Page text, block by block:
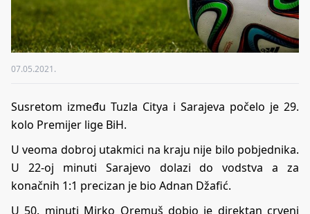
07.05.2021.
Susretom između Tuzla Citya i Sarajeva počelo je 29.
kolo Premijer lige BiH.
U veoma dobroj utakmici na kraju nije bilo pobjednika.
U 22-oj minuti Sarajevo dolazi do vodstva a za
konačnih 1:1 precizan je bio Adnan Džafić.
U 50. minuti Mirko Oremuš dobio je direktan crveni